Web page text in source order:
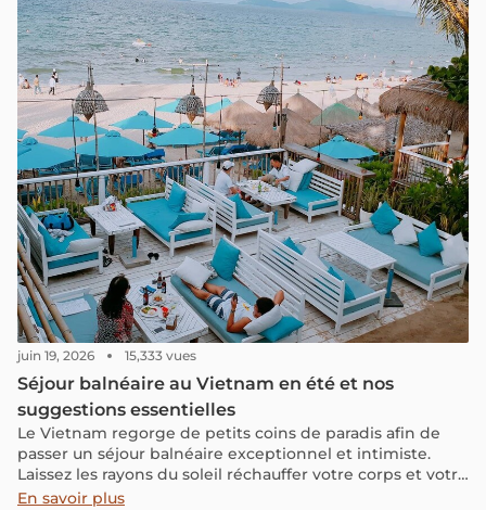
juin 19, 2026 15,333 vues
Séjour balnéaire au Vietnam en été et nos
suggestions essentielles
Le Vietnam regorge de petits coins de paradis afin de
passer un séjour balnéaire exceptionnel et intimiste.
Laissez les rayons du soleil réchauffer votre corps et votre
cœur et profitez des bienfaits des somptueuses plages
En savoir plus